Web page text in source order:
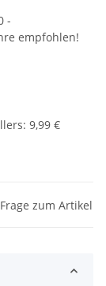
-
empfohlen!
: 9,99 €
Frage zum Artikel